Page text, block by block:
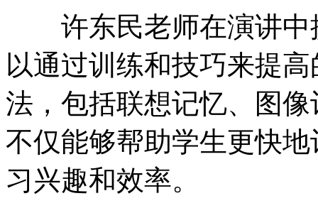
许东民老师在演讲中
以通过训练和技巧来提
法，包括联想记忆、图
不仅能够帮助学生更快
习兴趣和效率。